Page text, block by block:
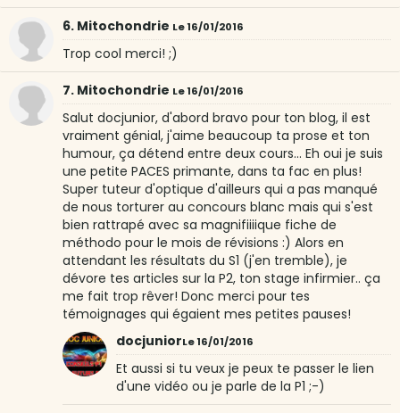
6. Mitochondrie Le 16/01/2016
Trop cool merci! ;)
7. Mitochondrie Le 16/01/2016
Salut docjunior, d'abord bravo pour ton blog, il est
vraiment génial, j'aime beaucoup ta prose et ton
humour, ça détend entre deux cours... Eh oui je suis
une petite PACES primante, dans ta fac en plus!
Super tuteur d'optique d'ailleurs qui a pas manqué
de nous torturer au concours blanc mais qui s'est
bien rattrapé avec sa magnifiiiique fiche de
méthodo pour le mois de révisions :) Alors en
attendant les résultats du S1 (j'en tremble), je
dévore tes articles sur la P2, ton stage infirmier.. ça
me fait trop rêver! Donc merci pour tes
témoignages qui égaient mes petites pauses!
docjuniorLe 16/01/2016
Et aussi si tu veux je peux te passer le lien
d'une vidéo ou je parle de la P1 ;-)